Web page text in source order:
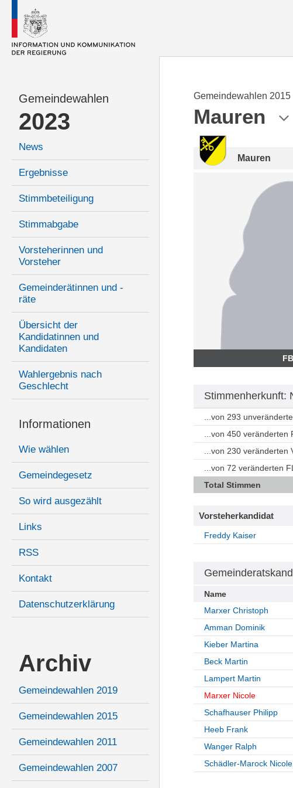
Gemeindewahlen
2023
News
Ergebnisse
Stimmbeteiligung
Stimmabgabe
Vorsteherinnen und
Vorsteher
Gemeinderätinnen und -
räte
Übersicht der
Kandidatinnen und
Kandidaten
Wahlergebnis nach
Geschlecht
Informationen
Wie wählen
Gemeindegesetz
So wird ausgezählt
Links
RSS
Kontakt
Datenschutzerklärung
Archiv
Gemeindewahlen 2019
Gemeindewahlen 2015
Gemeindewahlen 2011
Gemeindewahlen 2007
Gemeindewahlen 2015
Mauren
Mauren
Stimmenherkunft:
...von 293
...von 450 veränderten
...von 230 veränderten
...von 72 veränderten
Total Stimmen
Vorsteherkandidat
Freddy Kaiser
Name
Marxer Christoph
Amman Dominik
Kieber Martina
Beck Martin
Lampert Martin
Marxer Nicole
Schafhauser Philipp
Heeb Frank
Wanger Ralph
Schädler-Marock Nicole